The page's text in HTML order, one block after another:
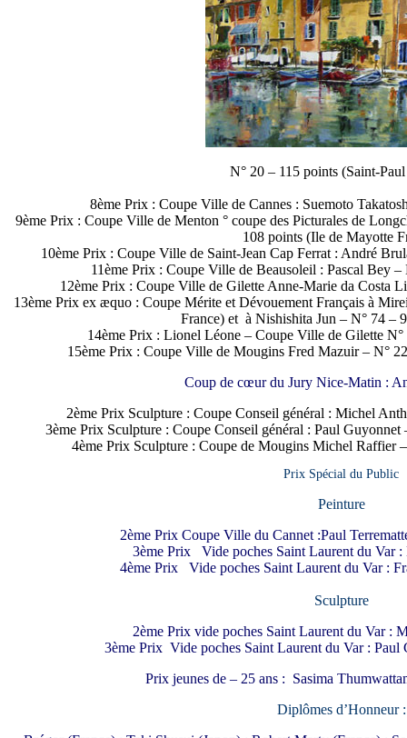
N° 20 – 115 points (Saint-
8ème Prix : Coupe Ville de Cannes : Suemoto
9ème Prix : Coupe Ville de Menton ° coupe des Picturales de
108 points (Ile de Mayotte
10ème Prix : Coupe Ville de Saint-Jean Cap Ferrat : André
11ème Prix : Coupe Ville de Beausoleil : Pascal Bey
12ème Prix : Coupe Ville de Gilette Anne-Marie da Costa
13ème Prix ex æquo : Coupe Mérite et Dévouement Français à
France) et à Nishishita Jun – N° 74 –
14ème Prix : Lionel Léone – Coupe Ville de Gilette
15ème Prix : Coupe Ville de Mougins Fred Mazuir – N°
Coup de cœur du Jury Nice-Matin :
2ème Prix Sculpture : Coupe Conseil général : Michel
3ème Prix Sculpture : Coupe Conseil général : Paul
4ème Prix Sculpture : Coupe de Mougins Michel Raffier
Prix Spécial du Public
Peinture
2ème Prix Coupe Ville du Cannet :Paul
3ème Prix Vide poches Saint Laurent du Var
4ème Prix Vide poches Saint Laurent du Var :
Sculpture
2ème Prix vide poches Saint Laurent du Var :
3ème Prix Vide poches Saint Laurent du Var : Paul
Prix jeunes de – 25 ans : Sasima
Diplômes d’Honneur :